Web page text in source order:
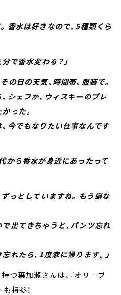
香水は好きなので、5種類くら
で香水変わる？」
の日の天気、時間帯、服装で。
フか、ウィスキーのブレ
った。
もなりたい仕事なんです
から香水が身近にあったって
っとしていますね。もう癖な
てきちゃうと、パンツ忘れ
ら、1度家に帰ります。」
つ葉加瀬さんは、『オリーブ
持参！